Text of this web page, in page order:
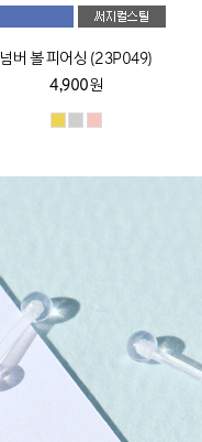
넘버 볼 피어싱 (23P049)
4,900원